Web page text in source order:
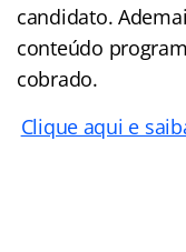
candidato.
conteúdo
cobrado.
Clique aqui e